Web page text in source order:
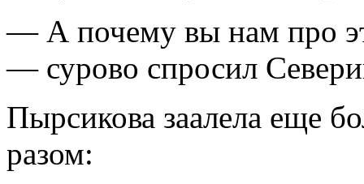
— А почему вы нам про
— сурово спросил
Пырсикова заалела еще
разом: